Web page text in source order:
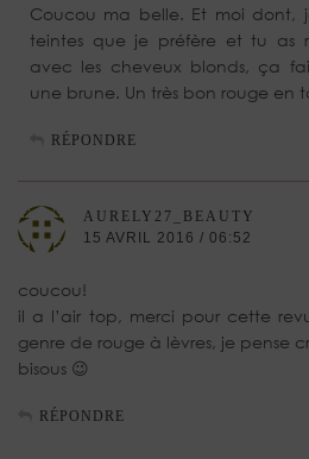
Coucou ma belle. Et moi dont,
teintes que je préfère et tu as
avec les cheveux blonds, ça
une brune. Un très bon rouge en
RÉPONDRE
AURELY27_BEAUTY
15 AVRIL 2016 / 06:52
coucou!
il a l’air top, merci pour cette
genre de rouge à lèvres, je pense
bisous 😉
RÉPONDRE